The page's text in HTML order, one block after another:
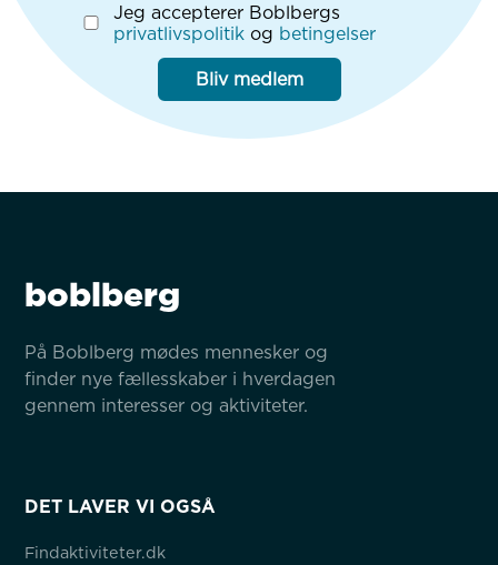
Jeg accepterer Boblbergs
privatlivspolitik og betingelser
Bliv medlem
boblberg
På Boblberg mødes mennesker og
finder nye fællesskaber i hverdagen
gennem interesser og aktiviteter.
DET LAVER VI OGSÅ
Findaktiviteter.dk